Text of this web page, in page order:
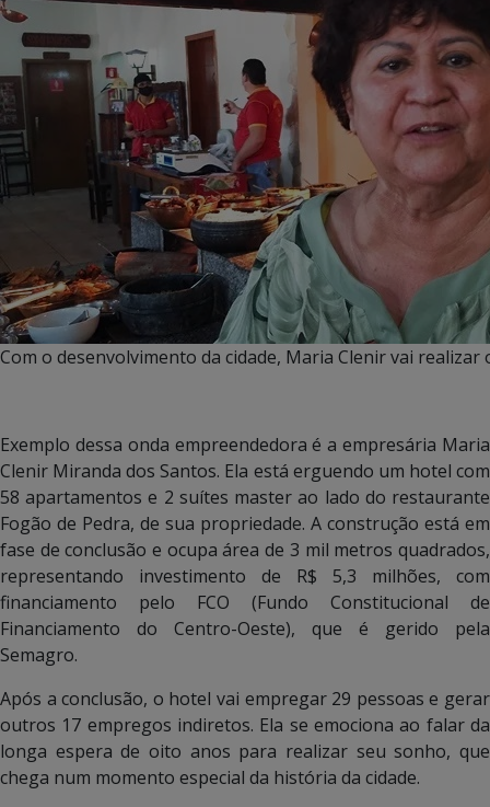
Com o desenvolvimento da cidade, Maria Clenir vai
Exemplo dessa onda empreendedora é a empresária Maria
Clenir Miranda dos Santos. Ela está erguendo um hotel com
58 apartamentos e 2 suítes master ao lado do restaurante
Fogão de Pedra, de sua propriedade. A construção está em
fase de conclusão e ocupa área de 3 mil metros quadrados,
representando investimento de R$ 5,3 milhões, com
financiamento pelo FCO (Fundo Constitucional de
Financiamento do Centro-Oeste), que é gerido pela
Semagro.
Após a conclusão, o hotel vai empregar 29 pessoas e gerar
outros 17 empregos indiretos. Ela se emociona ao falar da
longa espera de oito anos para realizar seu sonho, que
chega num momento especial da história da cidade.